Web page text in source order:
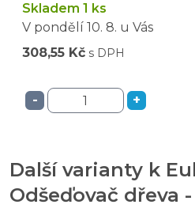
Skladem 1 ks
V pondělí 10. 8. u Vás
308,55 Kč s DPH
- +
Další varianty k
Odšeďovač dřeva -